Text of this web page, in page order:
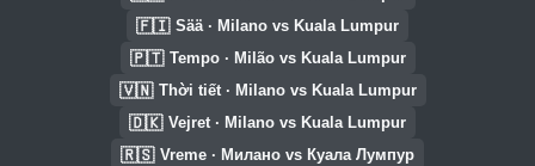
🇫🇮 Sää · Milano vs Kuala Lumpur
🇵🇹 Tempo · Milão vs Kuala Lumpur
🇻🇳 Thời tiết · Milano vs Kuala Lumpur
🇩🇰 Vejret · Milano vs Kuala Lumpur
🇷🇸 Vreme · Милано vs Куала Лумпур